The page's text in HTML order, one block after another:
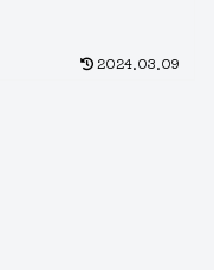
2024.03.09